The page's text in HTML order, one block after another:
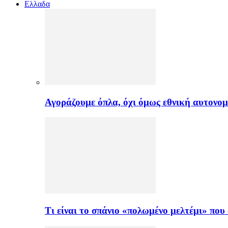
Ελλαδα
Αγοράζουμε όπλα, όχι όμως εθνική
Τι είναι το σπάνιο «πολωμένο μελτέμι»